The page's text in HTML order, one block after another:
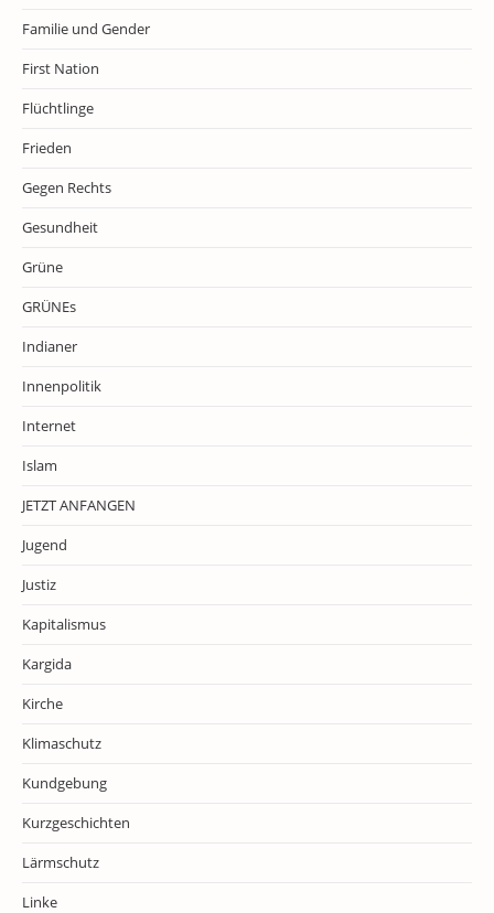
Familie und Gender
First Nation
Flüchtlinge
Frieden
Gegen Rechts
Gesundheit
Grüne
GRÜNEs
Indianer
Innenpolitik
Internet
Islam
JETZT ANFANGEN
Jugend
Justiz
Kapitalismus
Kargida
Kirche
Klimaschutz
Kundgebung
Kurzgeschichten
Lärmschutz
Linke